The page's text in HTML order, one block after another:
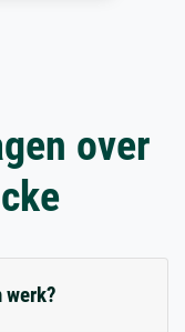
over
werk?